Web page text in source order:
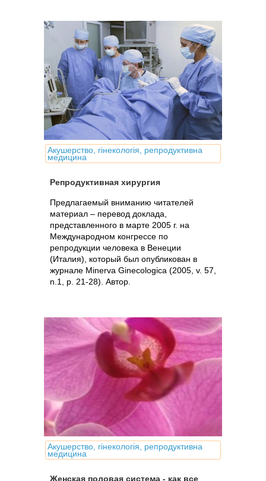
Акушерство, гінекологія, репродуктивна
медицина
Репродуктивная хирургия
Предлагаемый вниманию читателей
материал – перевод доклада,
представленного в марте 2005 г. на
Международном конгрессе по
репродукции человека в Венеции
(Италия), который был опубликован в
журнале Minerva Ginecologica (2005, v. 57,
n.1, p. 21-28). Автор.
Акушерство, гінекологія, репродуктивна
медицина
Женская половая система - как все